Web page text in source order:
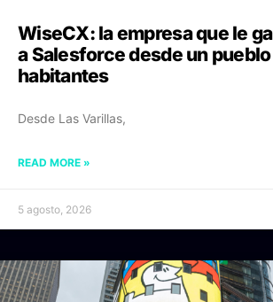
WiseCX: la empresa que le
a Salesforce desde un
habitantes
Desde Las Varillas,
READ MORE »
5 agosto, 2026